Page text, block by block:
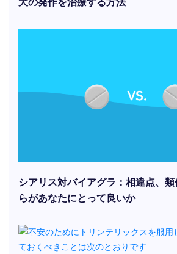
犬の発作を治療する方法
シアリス対バイアグラ：相違点、
らがあなたにとって良いか